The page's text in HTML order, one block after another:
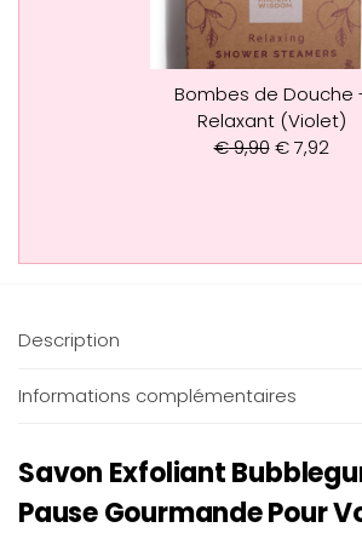
Bombes de Douche
Relaxant (Violet)
€9,90 €7,92
Description
Informations complémentaires
Savon Exfoliant
Pause Gourmande Pour